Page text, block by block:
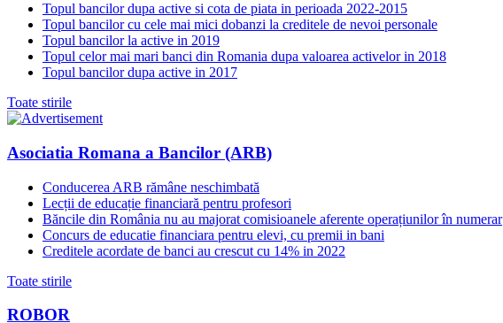
Topul bancilor dupa active si cota de piata in perioada 2022-2015
Topul bancilor cu cele mai mici dobanzi la creditele de nevoi personale
Topul bancilor la active in 2019
Topul celor mai mari banci din Romania dupa valoarea activelor in 2018
Topul bancilor dupa active in 2017
Toate stirile
Asociatia Romana a Bancilor (ARB)
Conducerea ARB rămâne neschimbată
Lecții de educație financiară pentru profesori
Băncile din România nu au majorat comisioanele aferente operațiunilor în numerar
Concurs de educatie financiara pentru elevi, cu premii in bani
Creditele acordate de banci au crescut cu 14% in 2022
Toate stirile
ROBOR